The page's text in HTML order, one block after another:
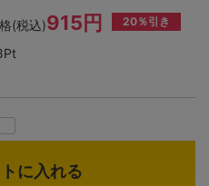
(税込)915円 20％引き
に入れる